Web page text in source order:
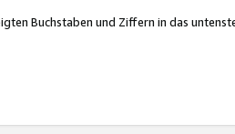
Buchstaben und Ziffern in das